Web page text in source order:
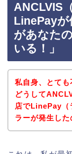
ANCLVIS
LinePayが
があなた
いる！」
私自身、とても
どうして
店でLinePay（
ラーが発生した